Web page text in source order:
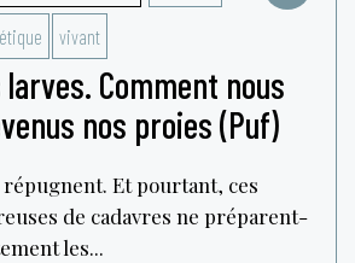
vivant
Comment nous
nos proies (Puf)
répugnent. Et pourtant, ces
de cadavres ne préparent-
les...